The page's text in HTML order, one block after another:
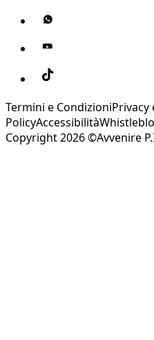
Termini e CondizioniPrivacy
PolicyAccessibilità
Copyright 2026 ©Avvenire